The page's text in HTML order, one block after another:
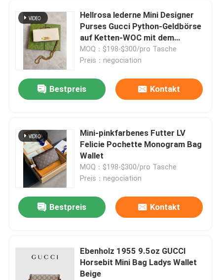
Produkte
Videos
Über uns
Qualitätskontrolle
Hellrosa lederne Mini Designer
Purses Gucci Python-Geldbörse
auf Ketten-WOC mit dem
Ineinander greifen von G
MOQ：$198-$300/pro Tasche
Preis：negociation
Bestpreis Kontakt
Mini-pinkfarbenes Futter LV
Felicie Pochette Monogram Bag
Wallet
MOQ：$198-$300/pro Tasche
Preis：negociation
Bestpreis Kontakt
Ebenholz 1955 9.5oz GUCCI
Horsebit Mini Bag Ladys Wallet
Beige